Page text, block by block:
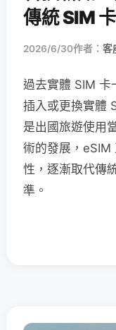
傳統 SIM 卡
2026/6/30作者： 客
過去實體 SIM 卡
插入或更換實體
是出國旅遊使用
術的發展，eSIM
性，逐漸取代傳
準。